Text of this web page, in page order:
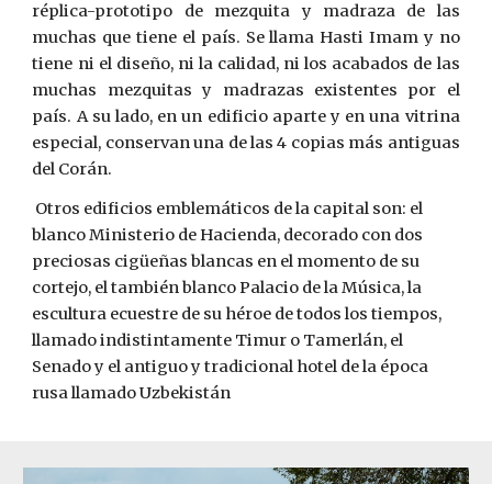
réplica-prototipo de mezquita y madraza de las
muchas que tiene el país. Se llama Hasti Imam y no
tiene ni el diseño, ni la calidad, ni los acabados de las
muchas mezquitas y madrazas existentes por el
país. A su lado, en un edificio aparte y en una vitrina
especial, conservan una de las 4 copias más antiguas
del Corán.
blanco Ministerio de Hacienda, decorado con dos
preciosas cigüeñas blancas en el momento de su
cortejo, el también blanco Palacio de la Música, la
escultura ecuestre de su héroe de todos los tiempos,
llamado indistintamente Timur o Tamerlán, el
Senado y el antiguo y tradicional hotel de la época
rusa llamado Uzbekistán